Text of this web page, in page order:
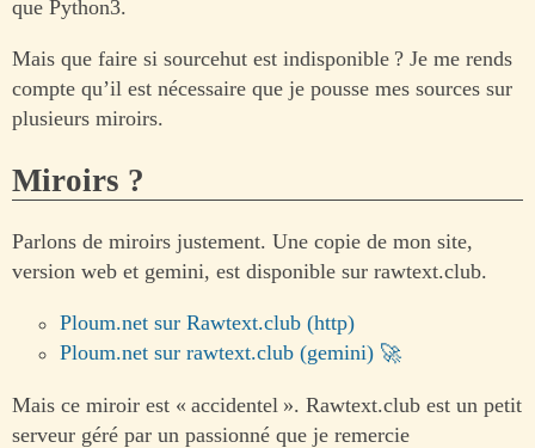
que Python3.
Mais que faire si sourcehut est indisponible ? Je me rends
compte qu’il est nécessaire que je pousse mes sources sur
plusieurs miroirs.
Miroirs ?
Parlons de miroirs justement. Une copie de mon site,
version web et gemini, est disponible sur rawtext.club.
Ploum.net sur Rawtext.club (http)
Ploum.net sur rawtext.club (gemini)
Mais ce miroir est « accidentel ». Rawtext.club est un petit
serveur géré par un passionné que je remercie